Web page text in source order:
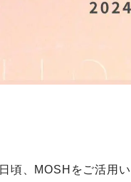
日頃、MOSHをご活用